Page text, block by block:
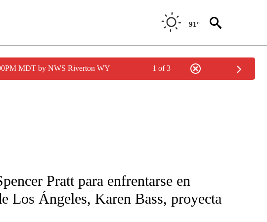
91°
MDT by NWS Riverton WY 1 of 3
RECEIVE NOTIFICATIONS ABOUT NEW PAGES ON "CNN-SPANISH".
Pratt para enfrentarse en
Los Ángeles, Karen Bass, proyecta